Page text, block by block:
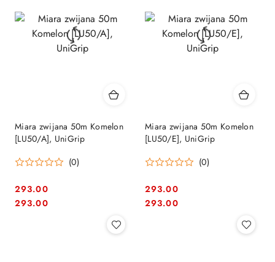
Miara zwijana 50m Komelon
[LU50/A], UniGrip
(0)
Cena:
293.00
Cena:
293.00
Miara zwijana 50m Komelon
[LU50/E], UniGrip
(0)
Cena:
293.00
Cena:
293.00